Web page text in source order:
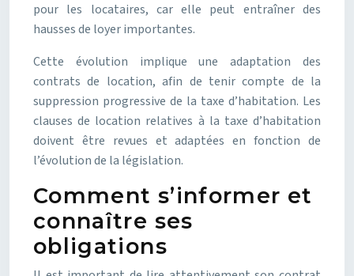
pour les locataires, car elle peut entraîner des
hausses de loyer importantes.
Cette évolution implique une adaptation des
contrats de location, afin de tenir compte de la
suppression progressive de la taxe d’habitation. Les
clauses de location relatives à la taxe d’habitation
doivent être revues et adaptées en fonction de
l’évolution de la législation.
Comment s’informer et
connaître ses
obligations